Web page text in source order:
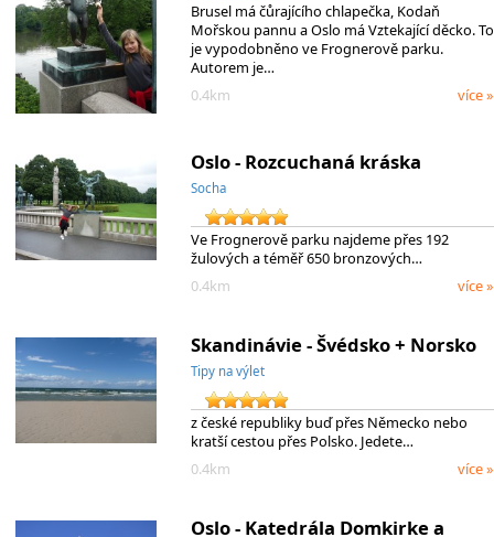
Brusel má čůrajícího chlapečka, Kodaň
Mořskou pannu a Oslo má Vztekající děcko. To
je vypodobněno ve Frognerově parku.
Autorem je…
0.4km
více »
Oslo - Rozcuchaná kráska
Socha
Ve Frognerově parku najdeme přes 192
žulových a téměř 650 bronzových…
0.4km
více »
Skandinávie - Švédsko + Norsko
Tipy na výlet
z české republiky buď přes Německo nebo
kratší cestou přes Polsko. Jedete…
0.4km
více »
Oslo - Katedrála Domkirke a